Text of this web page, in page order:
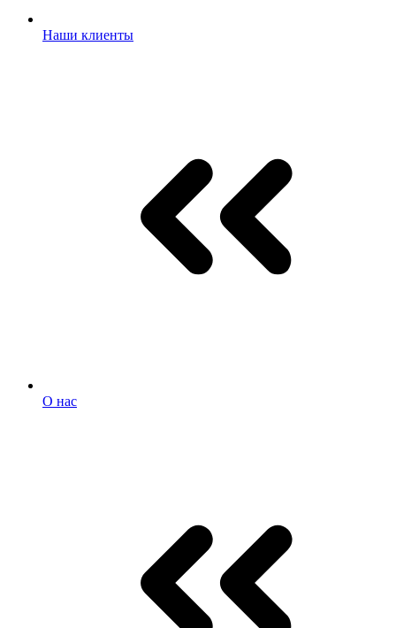
Наши клиенты
О нас